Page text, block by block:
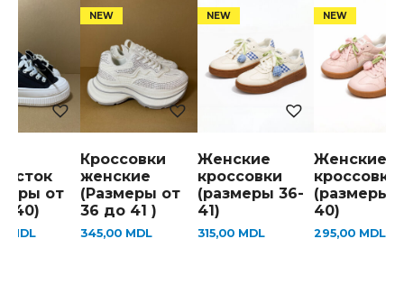
от
40)
MDL
Кроссовки
женские
(Размеры от
36 до 41 )
345,00 MDL
Женские
кроссовки
(размеры 36-
41)
315,00 MDL
Женские
кроссовки
(размеры
40)
295,00 MDL